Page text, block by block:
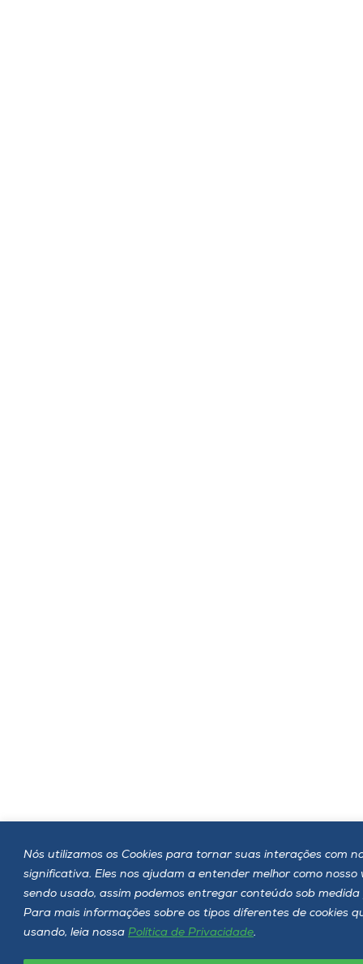
Nós utilizamos os Cookies para tornar suas interações com
significativa. Eles nos ajudam a entender melhor como nosso
sendo usado, assim podemos entregar conteúdo sob medida
Para mais informações sobre os tipos diferentes de cookies
usando, leia nossa Política de Privacidade.